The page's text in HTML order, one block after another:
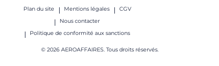
Plan du site Mentions légales
CGV
Nous contacter
Politique de conformité aux sanctions
© 2026 AEROAFFAIRES. Tous droits réservés.